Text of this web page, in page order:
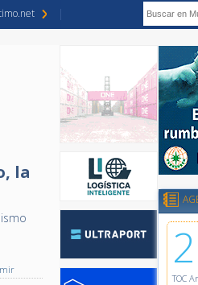
la
TOC